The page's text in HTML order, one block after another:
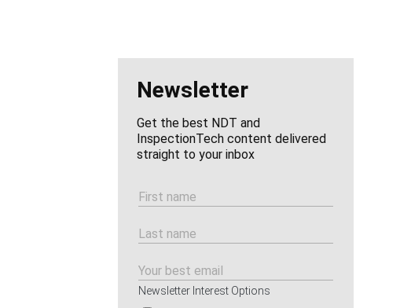
Newsletter
Get the best NDT and
InspectionTech content delivered
straight to your inbox
Newsletter Interest Options